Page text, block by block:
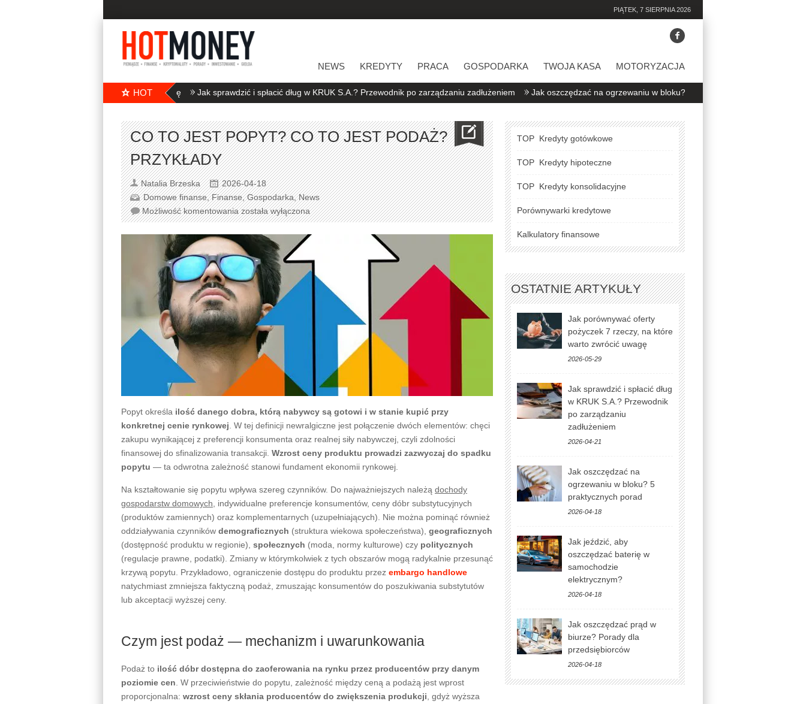
PIĄTEK, 7 SIERPNIA 2026
NEWS KREDYTY PRACA GOSPODARKA TWOJA KASA MOTORYZACJA
HOT
rzeczy, na które warto zwrócić uwagę Jak sprawdzić i spłacić dług w KRUK S.A.? Przewodnik po zarządzaniu zadłużeniem Jak oszczędzać na ogrzewaniu w bloku? 5 praktycznych porad
CO TO JEST POPYT? CO TO JEST PODAŻ?
PRZYKŁADY
Natalia Brzeska
2026-04-18
Domowe finanse,Finanse,Gospodarka,News
Możliwość komentowaniazostała wyłączona
Popyt określa ilość danego dobra, którą nabywcy są gotowi i w stanie kupić przy
konkretnej cenie rynkowej . W tej definicji newralgiczne jest połączenie dwóch elementów: chęci
zakupu wynikającej z preferencji konsumenta oraz realnej siły nabywczej, czyli zdolności
finansowej do sfinalizowania transakcji. Wzrost ceny produktu prowadzi zazwyczaj do spadku
popytu — ta odwrotna zależność stanowi fundament ekonomii rynkowej.
Na kształtowanie się popytu wpływa szereg czynników. Do najważniejszych należą dochody
gospodarstw domowych , indywidualne preferencje konsumentów, ceny dóbr substytucyjnych
(produktów zamiennych) oraz komplementarnych (uzupełniających). Nie można pominąć również
oddziaływania czynników demograficznych (struktura wiekowa społeczeństwa), geograficznych
(dostępność produktu w regionie), społecznych (moda, normy kulturowe) czy politycznych
(regulacje prawne, podatki). Zmiany w którymkolwiek z tych obszarów mogą radykalnie przesunąć
krzywą popytu. Przykładowo, ograniczenie dostępu do produktu przez embargo handlowe
natychmiast zmniejsza faktyczną podaż, zmuszając konsumentów do poszukiwania substytutów
lub akceptacji wyższej ceny.
Czym jest podaż — mechanizm i uwarunkowania
Podaż to ilość dóbr dostępna do zaoferowania na rynku przez producentów przy danym
poziomie cen . W przeciwieństwie do popytu, zależność między ceną a podażą jest wprost
proporcjonalna: wzrost ceny skłania producentów do zwiększenia produkcji , gdyż wyższa
TOP Kredyty gotówkowe
TOP Kredyty hipoteczne
TOP Kredyty konsolidacyjne
Porównywarki kredytowe
Kalkulatory finansowe
OSTATNIE ARTYKUŁY
Jak porównywać oferty
pożyczek 7 rzeczy, na które
warto zwrócić uwagę
2026-05-29
Jak sprawdzić i spłacić dług
w KRUK S.A.? Przewodnik
po zarządzaniu
zadłużeniem
2026-04-21
Jak oszczędzać na
ogrzewaniu w bloku? 5
praktycznych porad
2026-04-18
Jak jeździć, aby
oszczędzać baterię w
samochodzie
elektrycznym?
2026-04-18
Jak oszczędzać prąd w
biurze? Porady dla
przedsiębiorców
2026-04-18